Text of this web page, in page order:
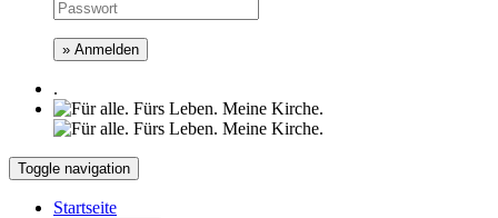
» Anmelden
.
Toggle navigation
Startseite